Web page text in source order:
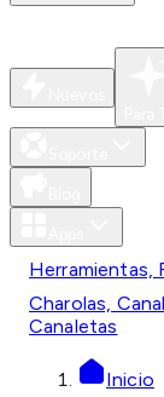
Herramientas,
Charolas,
Canaletas
Inicio